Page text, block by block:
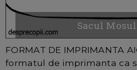
Sacul
FORMAT DE IMPRIMANTA
formatul de imprimanta ca